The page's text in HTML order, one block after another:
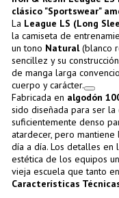
clásico "Sportswear"
La League LS (Long
la camiseta de
un tono Natural(blanco
sencillez y su
de manga larga
cuerpo y carácter.
Fabricada en algodón
sido diseñada para ser
suficientemente denso
atardecer, pero
día a día. Los detalles en
estética de los equipos
vieja escuela que tanto
Características